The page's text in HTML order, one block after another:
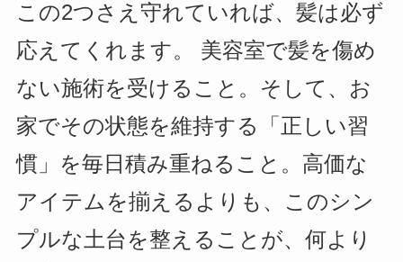
この2つさえ守れていれば、髪は必ず
応えてくれます。 美容室で髪を傷め
ない施術を受けること。そして、お
家でその状態を維持する「正しい習
慣」を毎日積み重ねること。高価な
アイテムを揃えるよりも、このシン
プルな土台を整えることが、何より